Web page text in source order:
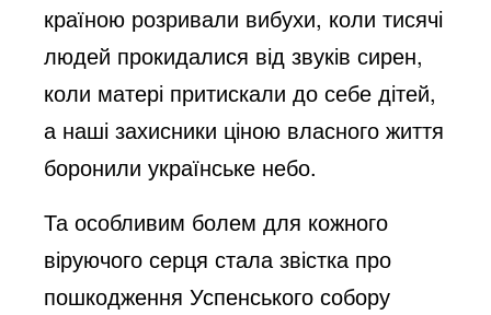
країною розривали вибухи, коли тисячі
людей прокидалися від звуків сирен,
коли матері притискали до себе дітей,
а наші захисники ціною власного життя
боронили українське небо.
Та особливим болем для кожного
віруючого серця стала звістка про
пошкодження Успенського собору